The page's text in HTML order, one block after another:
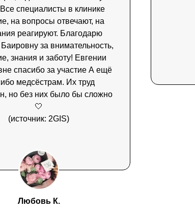
Все специалисты в клинике
на вопросы отвечают, на
реагируют. Благодарю
за внимательность,
знания и заботу! Евгении
спасибо за участие А ещё
медсёстрам. Их труд
но без них было бы сложно
🤍
(источник: 2GIS)
Любовь К.